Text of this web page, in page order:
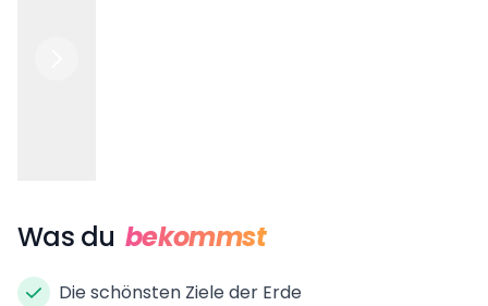
Was du bekommst
Die schönsten Ziele der Erde